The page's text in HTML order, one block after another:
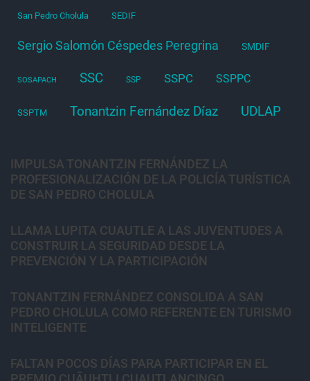
San Pedro Cholula SEDIF
Sergio Salomón Céspedes Peregrina SMDIF
SOSAPACH SSC SSP SSPC SSPPC
SSPTM Tonantzin Fernández Díaz UDLAP
IMPULSA TONANTZIN FERNÁNDEZ LA
PROFESIONALIZACIÓN DE LA POLICÍA TURÍSTICA
DE SAN PEDRO CHOLULA
LLAMA LUPITA CUAUTLE A LAS JUVENTUDES A
CONSTRUIR LA SEGURIDAD DESDE LA
PREVENCIÓN Y LA PARTICIPACIÓN
TONANTZIN FERNÁNDEZ CONSOLIDA A SAN
PEDRO CHOLULA COMO REFERENTE EN TURISMO
INTELIGENTE
FALTAN POCOS DÍAS PARA PARTICIPAR EN EL